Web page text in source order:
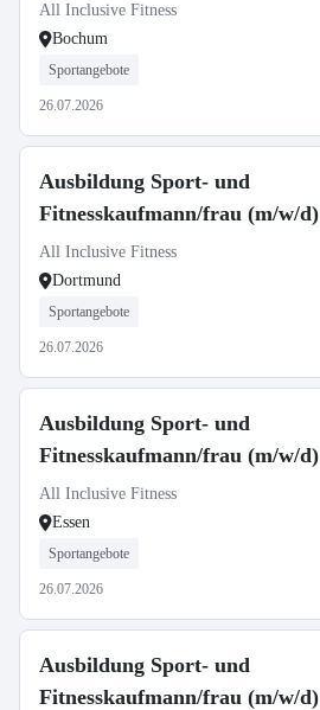
All Inclusive Fitness
Bochum
Sportangebote
26.07.2026
Ausbildung Sport- und
Fitnesskaufmann/frau (m/w/d)
All Inclusive Fitness
Dortmund
Sportangebote
26.07.2026
Ausbildung Sport- und
Fitnesskaufmann/frau (m/w/d)
All Inclusive Fitness
Essen
Sportangebote
26.07.2026
Ausbildung Sport- und
Fitnesskaufmann/frau (m/w/d)